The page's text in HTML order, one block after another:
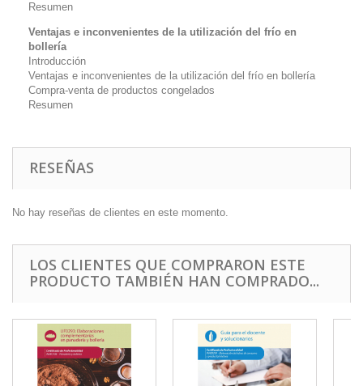
Resumen
Ventajas e inconvenientes de la utilización del frío en
bollería
Introducción
Ventajas e inconvenientes de la utilización del frío en bollería
Compra-venta de productos congelados
Resumen
RESEÑAS
No hay reseñas de clientes en este momento.
LOS CLIENTES QUE COMPRARON ESTE
PRODUCTO TAMBIÉN HAN COMPRADO...